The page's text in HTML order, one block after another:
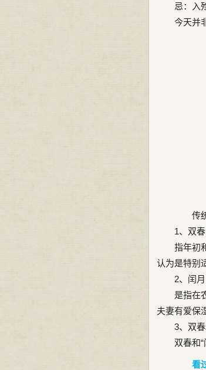
忌：入殓
今天并非
传统
1、双春
指年初和
认为是特别
2、闰月
是指在农
夫妻有爱保
3、双春
双春和“闰
看